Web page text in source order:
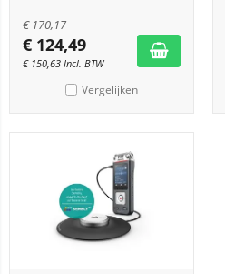
€170,17
€ 124,49
€ 150,63 Incl. BTW
Vergelijken